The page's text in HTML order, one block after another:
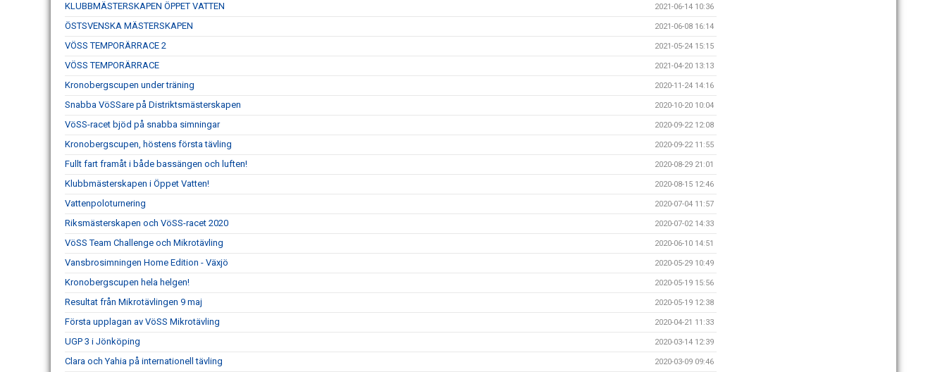
KLUBBMÄSTERSKAPEN ÖPPET VATTEN 2021-06-14 10:36
ÖSTSVENSKA MÄSTERSKAPEN 2021-06-08 16:14
VÖSS TEMPORÄRRACE 2 2021-05-24 15:15
VÖSS TEMPORÄRRACE 2021-04-20 13:13
Kronobergscupen under träning 2020-11-24 14:16
Snabba VöSSare på Distriktsmästerskapen 2020-10-20 10:04
VöSS-racet bjöd på snabba simningar 2020-09-22 12:08
Kronobergscupen, höstens första tävling 2020-09-22 11:55
Fullt fart framåt i både bassängen och luften! 2020-08-29 21:01
Klubbmästerskapen i Öppet Vatten! 2020-08-15 12:46
Vattenpoloturnering 2020-07-04 11:57
Riksmästerskapen och VöSS-racet 2020 2020-07-02 14:33
VöSS Team Challenge och Mikrotävling 2020-06-10 14:51
Vansbrosimningen Home Edition - Växjö 2020-05-29 10:49
Kronobergscupen hela helgen! 2020-05-19 15:56
Resultat från Mikrotävlingen 9 maj 2020-05-19 12:38
Första upplagan av VöSS Mikrotävling 2020-04-21 11:33
UGP 3 i Jönköping 2020-03-14 12:39
Clara och Yahia på internationell tävling 2020-03-09 09:46